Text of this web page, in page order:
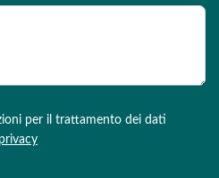
per il trattamento dei dati